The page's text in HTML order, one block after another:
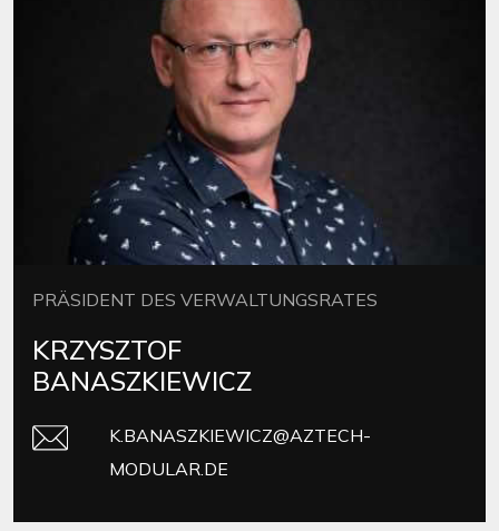
PRÄSIDENT DES VERWALTUNGSRATES
KRZYSZTOF
BANASZKIEWICZ
K.BANASZKIEWICZ@AZTECH-
MODULAR.DE